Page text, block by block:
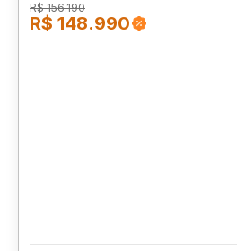
R$ 156.190
R$ 148.990